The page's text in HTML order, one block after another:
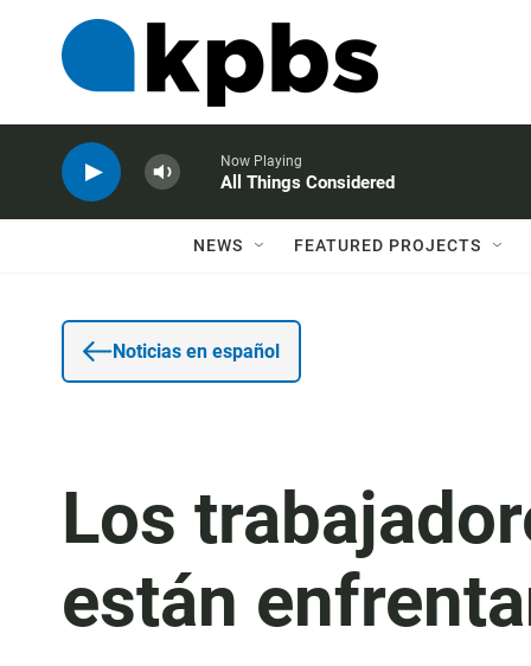
Now Playing
All Things Considered
NEWS FEATURED PROJECTS
Noticias en español
Los
están